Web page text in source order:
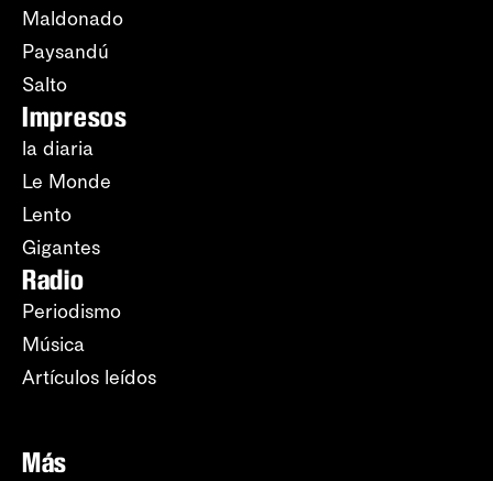
Maldonado
Paysandú
Salto
Impresos
la diaria
Le Monde
Lento
Gigantes
Radio
Periodismo
Música
Artículos leídos
Más